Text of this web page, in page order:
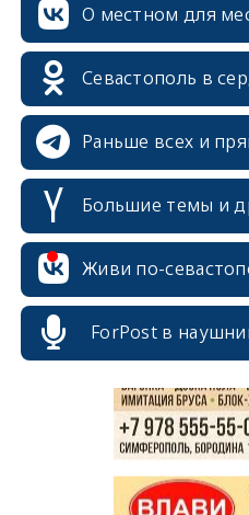
О местном для
Севастополь в
Раньше всех и
Большие темы и
Живи по-
ForPost в